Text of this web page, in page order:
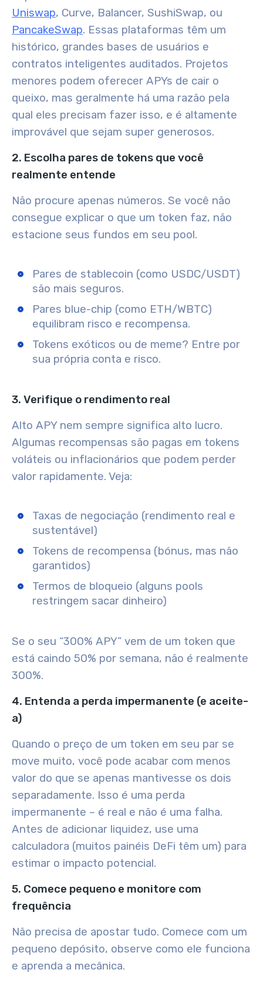
Uniswap, Curve, Balancer, SushiSwap, ou
PancakeSwap. Essas plataformas têm um
histórico, grandes bases de usuários e
contratos inteligentes auditados. Projetos
menores podem oferecer APYs de cair o
queixo, mas geralmente há uma razão pela
qual eles precisam fazer isso, e é altamente
improvável que sejam super generosos.
2. Escolha pares de tokens que você
realmente entende
Não procure apenas números. Se você não
consegue explicar o que um token faz, não
estacione seus fundos em seu pool.
Pares de stablecoin (como USDC/USDT)
são mais seguros.
Pares blue-chip (como ETH/WBTC)
equilibram risco e recompensa.
Tokens exóticos ou de meme? Entre por
sua própria conta e risco.
3. Verifique o rendimento real
Alto APY nem sempre significa alto lucro.
Algumas recompensas são pagas em tokens
voláteis ou inflacionários que podem perder
valor rapidamente. Veja:
Taxas de negociação (rendimento real e
sustentável)
Tokens de recompensa (bónus, mas não
garantidos)
Termos de bloqueio (alguns pools
restringem sacar dinheiro)
Se o seu “300% APY” vem de um token que
está caindo 50% por semana, não é realmente
300%.
4. Entenda a perda impermanente (e aceite-
a)
Quando o preço de um token em seu par se
move muito, você pode acabar com menos
valor do que se apenas mantivesse os dois
separadamente. Isso é uma perda
impermanente – é real e não é uma falha.
Antes de adicionar liquidez, use uma
calculadora (muitos painéis DeFi têm um) para
estimar o impacto potencial.
5. Comece pequeno e monitore com
frequência
Não precisa de apostar tudo. Comece com um
pequeno depósito, observe como ele funciona
e aprenda a mecânica.